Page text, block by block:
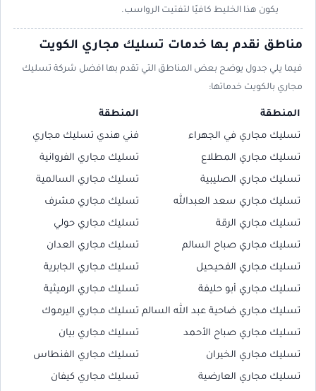
يكون هذا الخليط كافيًا لتفتيت الرواسب.
مناطق نقدم بها خدمات تسليك مجاري الكويت
فيما يلي جدول يوضح بعض المناطق التي تقدم بها افضل شركة تسليك
مجاري بالكويت خدماتها:
المنطقة المنطقة
تسليك مجاري في الجهراء فني هندي تسليك مجاري
تسليك مجاري المطلاع تسليك مجاري الفروانية
تسليك مجاري الصليبية تسليك مجاري السالمية
تسليك مجاري سعد العبدالله تسليك مجاري مشرف
تسليك مجاري الرقة تسليك مجاري حولي
تسليك مجاري صباح السالم تسليك مجاري العدان
تسليك مجاري الفحيحيل تسليك مجاري الجابرية
تسليك مجاري أبو حليفة تسليك مجاري الرميثية
تسليك مجاري ضاحية عبد الله السالم تسليك مجاري اليرموك
تسليك مجاري صباح الأحمد تسليك مجاري بيان
تسليك مجاري الخيران تسليك مجاري الفنطاس
تسليك مجاري العارضية تسليك مجاري كيفان